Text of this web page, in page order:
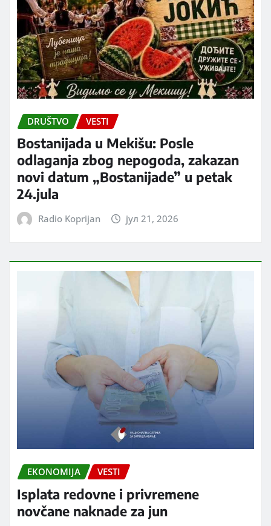
DRUŠTVO VESTI
Bostanijada u Mekišu: Posle
odlaganja zbog nepogoda, zakazan
novi datum „Bostanijade” u petak
24.jula
Radio Koprijan јул 21, 2026
EKONOMIJA VESTI
Isplata redovne i privremene
novčane naknade za jun